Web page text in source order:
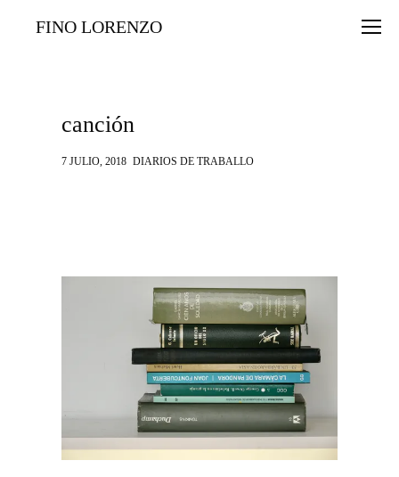
FINO LORENZO
canción
7 JULIO, 2018 DIARIOS DE TRABALLO